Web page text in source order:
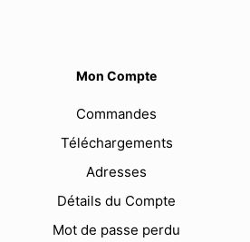
Mon Compte
Commandes
Téléchargements
Adresses
Détails du Compte
Mot de passe perdu